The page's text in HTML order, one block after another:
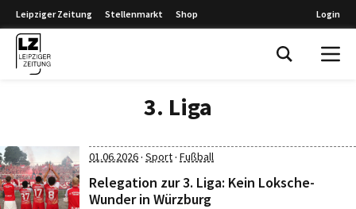
Leipziger Zeitung Stellenmarkt Shop Login
3. Liga
01.06.2026· Sport· Fußball
Relegation zur 3. Liga: Kein Loksche-
Wunder in Würzburg